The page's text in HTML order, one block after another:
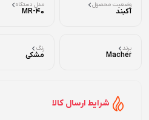
وضعیت محصول
آکبند
مدل دستگاه
MR-40
برند
Macher
رنگ
مشکی
شرایط ارسال کالا